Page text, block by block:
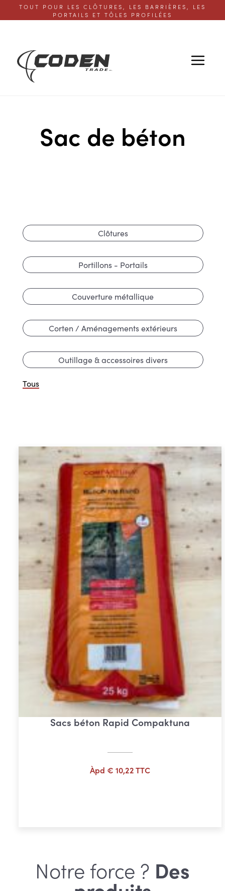
TOUT POUR LES CLÔTURES, LES BARRIÈRES, LES
PORTAILS ET TÔLES PROFILÉES
Sac de béton
Clôtures
Portillons - Portails
Couverture métallique
Corten / Aménagements extérieurs
Outillage & accessoires divers
Tous
Sacs béton Rapid Compaktuna
Àpd € 10,22TTC
Notre force ? Des